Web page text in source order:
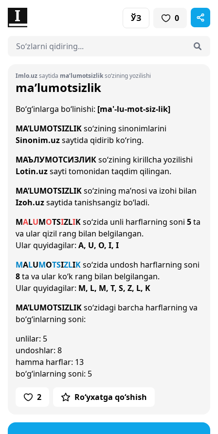
ЎЗ 0
Imlo.uzsaytida ma’lumotsizlikso‘zining yozilishi
ma’lumotsizlik
Bo‘g‘inlarga bo‘linishi: [ma'-lu-mot-siz-lik]
MA’LUMOTSIZLIKso‘zining sinonimlarini
Sinonim.uzsaytida qidirib ko‘ring.
МАЪЛУМОТСИЗЛИКso‘zining kirillcha yozilishi
Lotin.uzsayti tomonidan taqdim qilingan.
MA’LUMOTSIZLIKso‘zining ma’nosi va izohi bilan
Izoh.uzsaytida tanishsangiz bo‘ladi.
MALUMOTSIZLIKso‘zida unli harflarning soni 5ta
va ular qizil rang bilan belgilangan.
Ular quyidagilar: A, U, O, I, I
MALUMOTSIZLIKso‘zida undosh harflarning soni
8ta va ular ko‘k rang bilan belgilangan.
Ular quyidagilar: M, L, M, T, S, Z, L, K
MA’LUMOTSIZLIKso‘zidagi barcha harflarning va
bo‘g‘inlarning soni:
unlilar: 5
undoshlar: 8
hamma harflar: 13
bo‘g‘inlarning soni: 5
2 Ro‘yxatga qo‘shish